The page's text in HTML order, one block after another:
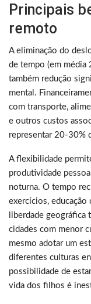
Principais
remoto
A eliminação do
de tempo (em média
também redução
mental.
com transporte,
e outros custos
representar 20-30%
A flexibilidade
produtividade
noturna. O tempo
exercícios, educação
liberdade
cidades com menor
mesmo adotar um
diferentes culturas
possibilidade de
vida dos filhos é